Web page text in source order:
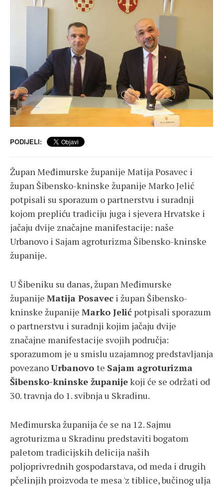
PODIJELI:
Župan Međimurske županije Matija Posavec i
župan Šibensko-kninske županije Marko Jelić
potpisali su sporazum o partnerstvu i suradnji
kojom prepliću tradiciju juga i sjevera Hrvatske i
jačaju dvije značajne manifestacije: naše
Urbanovo i Sajam agroturizma Šibensko-kninske
županije.
U Šibeniku su danas, župan Međimurske
županije Matija Posavec i župan Šibensko-
kninske županije Marko Jelić potpisali sporazum
o partnerstvu i suradnji kojim jačaju dvije
značajne manifestacije svojih područja:
sporazumom je u smislu uzajamnog predstavljanja
povezanoUrbanovo te Sajam agroturizma
Šibensko-kninske županijekoji će se održati od
30. travnja do 1. svibnja u Skradinu.
Međimurska županija će se na 12. Sajmu
agroturizma u Skradinu predstaviti bogatom
paletom tradicijskih delicija naših
poljoprivrednih gospodarstava, od meda i drugih
pčelinjih proizvoda te mesa 'z tiblice, bučinog ulja